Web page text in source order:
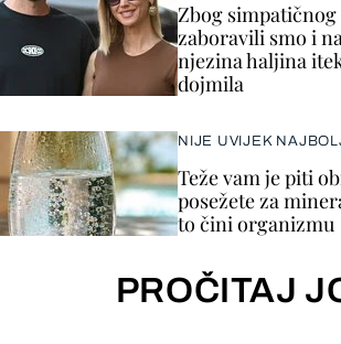
Zbog simpatičnog
zaboravili smo i
njezina haljina
dojmila
NIJE UVIJEK
Teže vam je piti
posežete za
to čini organizmu
PROČITAJ